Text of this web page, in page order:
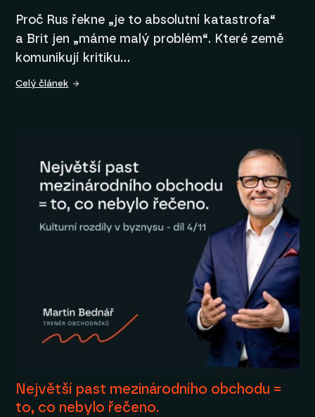
Proč Rus řekne „je to absolutní katastrofa“
a Brit jen „máme malý problém“. Které země
komunikují kritiku…
Celý článek
Největší past mezinárodního obchodu =
to, co nebylo řečeno.